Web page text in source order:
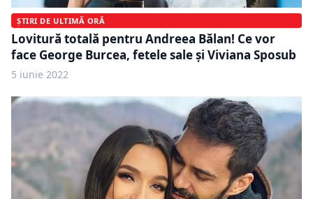
ȘTIRI DE ULTIMĂ ORĂ
Lovitură totală pentru Andreea Bălan! Ce vor
face George Burcea, fetele sale și Viviana Sposub
5 iunie 2022